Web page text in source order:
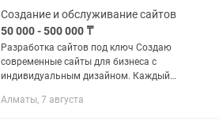
сразу,...
Создание и обслуживание сайтов
50 000 - 500 000 ₸
Разработка сайтов под ключ Создаю
современные сайты для бизнеса с
индивидуальным дизайном. Каждый
задачи клиента, без использования
Алматы, 7 августа